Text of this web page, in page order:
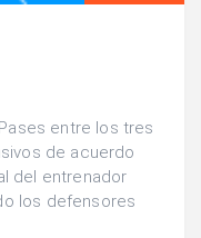
entre los tres
de acuerdo
del entrenador
los defensores